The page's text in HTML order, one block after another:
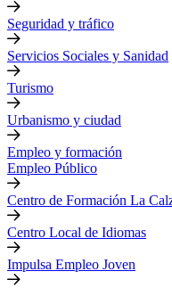
Seguridad y tráfico
Servicios Sociales y Sanidad
Turismo
Urbanismo y ciudad
Empleo y formación
Empleo Público
Centro de Formación La
Centro Local de Idiomas
Impulsa Empleo Joven